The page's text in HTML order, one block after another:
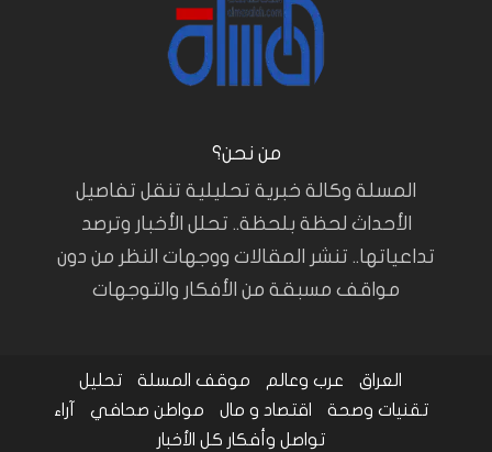
من نحن؟
المسلة وكالة خبرية تحليلية تنقل تفاصيل
الأحداث لحظة بلحظة.. تحلل الأخبار وترصد
تداعياتها.. تنشر المقالات ووجهات النظر من دون
مواقف مسبقة من الأفكار والتوجهات
العراق عرب وعالم موقف المسلة
تحليل
تقنيات وصحة
اقتصاد و مال مواطن صحافي
آراء
تواصل وأفكار كل الأخبار